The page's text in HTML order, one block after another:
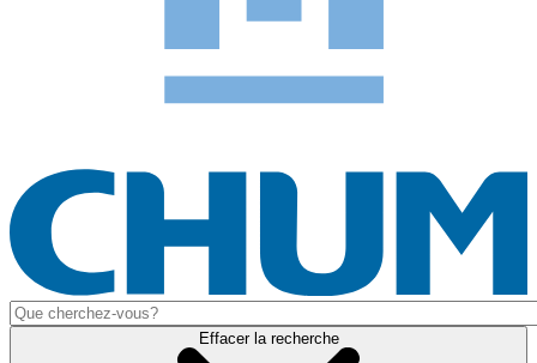
Effacer la recherche